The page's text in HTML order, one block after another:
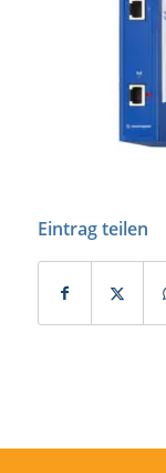
Eintrag teilen